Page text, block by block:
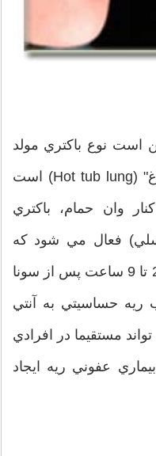
است نوع باكتري مولد
آن فرق كند، به نام "ريه وان داغ" (Hot tub lung) است
وان حمام، باكتري
فعال مي‌ شود كه
علائم آن همچون بيماري "سونا" 2 تا 9 ساعت پس از سونا
حساسيتي به آنتي‌
مستقيما در افرادي
عفوني ريه ايجاد